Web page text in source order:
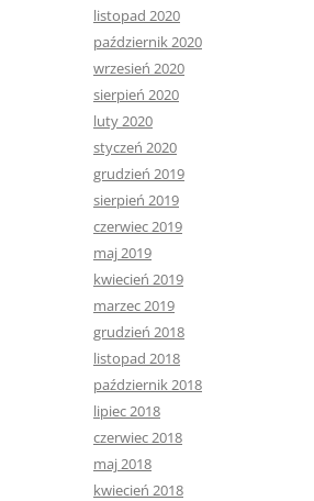
listopad 2020
październik 2020
wrzesień 2020
sierpień 2020
luty 2020
styczeń 2020
grudzień 2019
sierpień 2019
czerwiec 2019
maj 2019
kwiecień 2019
marzec 2019
grudzień 2018
listopad 2018
październik 2018
lipiec 2018
czerwiec 2018
maj 2018
kwiecień 2018